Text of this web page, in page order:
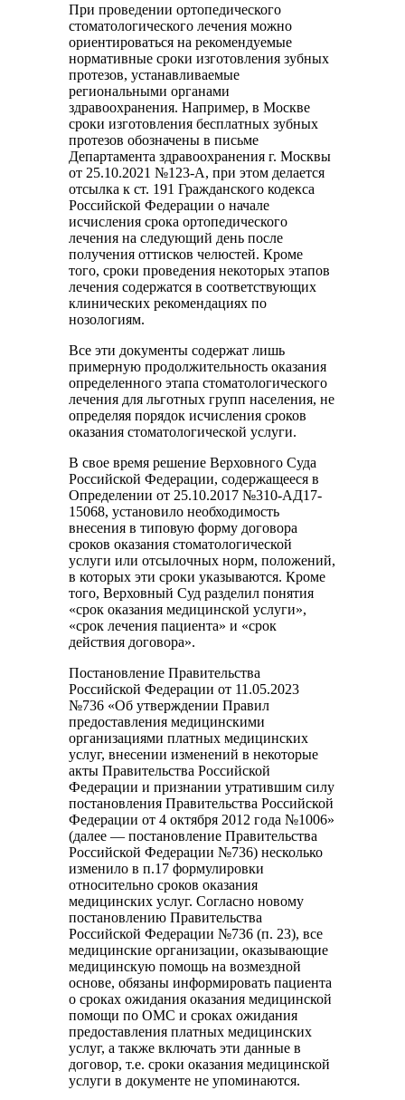
При проведении ортопедического
стоматологического лечения можно
ориентироваться на рекомендуемые
нормативные сроки изготовления зубных
протезов, устанавливаемые
региональными органами
здравоохранения. Например, в Москве
сроки изготовления бесплатных зубных
протезов обозначены в письме
Департамента здравоохранения г. Москвы
от 25.10.2021 №123-А, при этом делается
отсылка к ст. 191 Гражданского кодекса
Российской Федерации о начале
исчисления срока ортопедического
лечения на следующий день после
получения оттисков челюстей. Кроме
того, сроки проведения некоторых этапов
лечения содержатся в соответствующих
клинических рекомендациях по
нозологиям.
Все эти документы содержат лишь
примерную продолжительность оказания
определенного этапа стоматологического
лечения для льготных групп населения, не
определяя порядок исчисления сроков
оказания стоматологической услуги.
В свое время решение Верховного Суда
Российской Федерации, содержащееся в
Определении от 25.10.2017 №310-АД17-
15068, установило необходимость
внесения в типовую форму договора
сроков оказания стоматологической
услуги или отсылочных норм, положений,
в которых эти сроки указываются. Кроме
того, Верховный Суд разделил понятия
«срок оказания медицинской услуги»,
«срок лечения пациента» и «срок
действия договора».
Постановление Правительства
Российской Федерации от 11.05.2023
№736 «Об утверждении Правил
предоставления медицинскими
организациями платных медицинских
услуг, внесении изменений в некоторые
акты Правительства Российской
Федерации и признании утратившим силу
постановления Правительства Российской
Федерации от 4 октября 2012 года №1006»
(далее — постановление Правительства
Российской Федерации №736) несколько
изменило в п.17 формулировки
относительно сроков оказания
медицинских услуг. Согласно новому
постановлению Правительства
Российской Федерации №736 (п. 23), все
медицинские организации, оказывающие
медицинскую помощь на возмездной
основе, обязаны информировать пациента
о сроках ожидания оказания медицинской
помощи по ОМС и сроках ожидания
предоставления платных медицинских
услуг, а также включать эти данные в
договор, т.е. сроки оказания медицинской
услуги в документе не упоминаются.